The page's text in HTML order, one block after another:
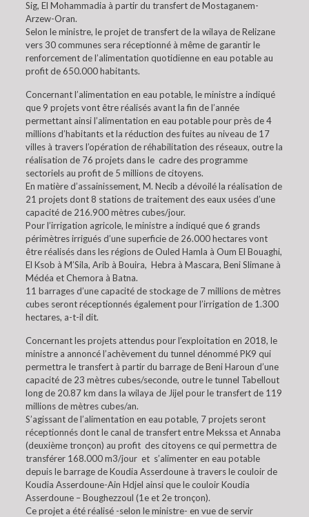
Sig, El Mohammadia à partir du transfert de Mostaganem-
Arzew-Oran.
Selon le ministre, le projet de transfert de la wilaya de Relizane
vers 30 communes sera réceptionné à même de garantir le
renforcement de l’alimentation quotidienne en eau potable au
profit de 650.000 habitants.
Concernant l’alimentation en eau potable, le ministre a indiqué
que 9 projets vont être réalisés avant la fin de l’année
permettant ainsi l’alimentation en eau potable pour près de 4
millions d’habitants et la réduction des fuites au niveau de 17
villes à travers l’opération de réhabilitation des réseaux, outre la
réalisation de 76 projets dans le cadre des programme
sectoriels au profit de 5 millions de citoyens.
En matière d’assainissement, M. Necib a dévoilé la réalisation de
21 projets dont 8 stations de traitement des eaux usées d’une
capacité de 216.900 mètres cubes/jour.
Pour l’irrigation agricole, le ministre a indiqué que 6 grands
périmètres irrigués d’une superficie de 26.000 hectares vont
être réalisés dans les régions de Ouled Hamla à Oum El Bouaghi,
El Ksob à M’Sila, Arib à Bouira, Hebra à Mascara, Beni Slimane à
Médéa et Chemora à Batna.
11 barrages d’une capacité de stockage de 7 millions de mètres
cubes seront réceptionnés également pour l’irrigation de 1.300
hectares, a-t-il dit.
Concernant les projets attendus pour l’exploitation en 2018, le
ministre a annoncé l’achèvement du tunnel dénommé PK9 qui
permettra le transfert à partir du barrage de Beni Haroun d’une
capacité de 23 mètres cubes/seconde, outre le tunnel Tabellout
long de 20.87 km dans la wilaya de Jijel pour le transfert de 119
millions de mètres cubes/an.
S’agissant de l’alimentation en eau potable, 7 projets seront
réceptionnés dont le canal de transfert entre Mekssa et Annaba
(deuxième tronçon) au profit des citoyens ce qui permettra de
transférer 168.000 m3/jour et s’alimenter en eau potable
depuis le barrage de Koudia Asserdoune à travers le couloir de
Koudia Asserdoune-Ain Hdjel ainsi que le couloir Koudia
Asserdoune – Boughezzoul (1e et 2e tronçon).
Ce projet a été réalisé -selon le ministre- en vue de servir